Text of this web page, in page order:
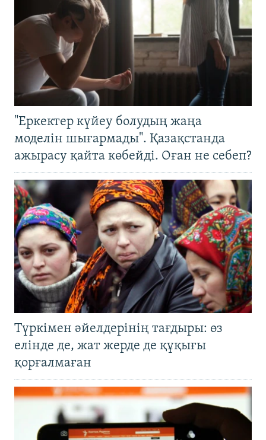
"Еркектер күйеу болудың жаңа
моделін шығармады". Қазақстанда
ажырасу қайта көбейді. Оған не себеп?
Түркімен әйелдерінің тағдыры: өз
елінде де, жат жерде де құқығы
қорғалмаған